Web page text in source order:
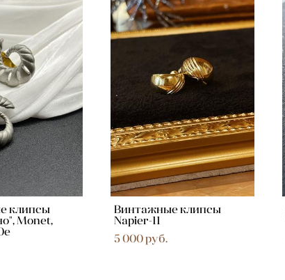
клипсы
Monet,
Винтажные клипсы
Napier-11
5 000 pуб.